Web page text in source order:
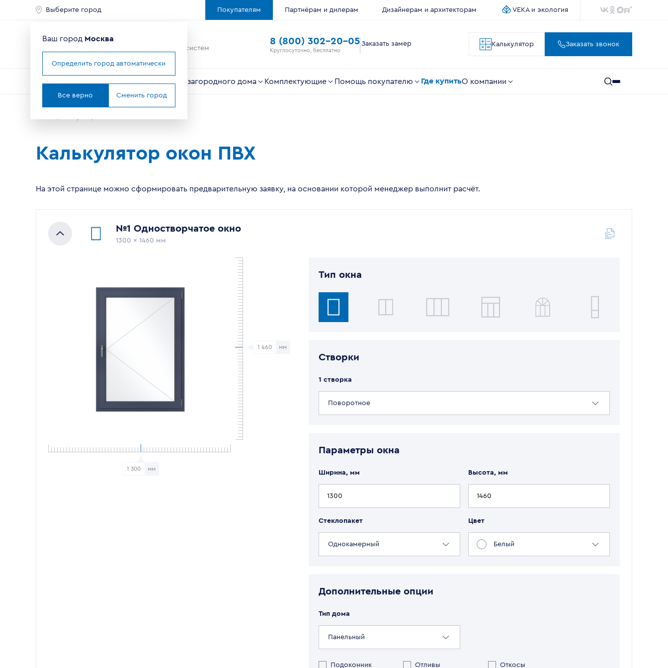
Выберите город Покупателям Партнёрам и дилерам Дизайнерам и архитекторам VEKA и экология
Ведущий мировой
производитель оконных систем
8 (800) 302-20-05
Круглосуточно, бесплатно
Заказать замер Калькулятор Заказать звонок
Для загородного дома Комплектующие Помощь покупателю Где купитьО компании
Калькулятор окон ПВХ
На этой странице можно сформировать предварительную заявку, на основании которой менеджер выполнит расчёт.
№1 Одностворчатое окно
1300 x 1460 мм
1 300 мм
1 460 мм
Тип окна
Створки
1 створка
Поворотное
Параметры окна
Ширина, мм Высота, мм
Стеклопакет
Однокамерный
Цвет
Белый
Дополнительные опции
Тип дома
Панельный
Подоконник Отливы Откосы
Ваш город Москва
Определить город автоматически
Все верно Сменить город